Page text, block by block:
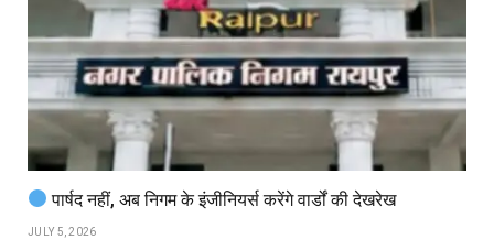
पार्षद नहीं, अब निगम के इंजीनियर्स करेंगे वार्डों की देखरेख
JULY 5, 2026